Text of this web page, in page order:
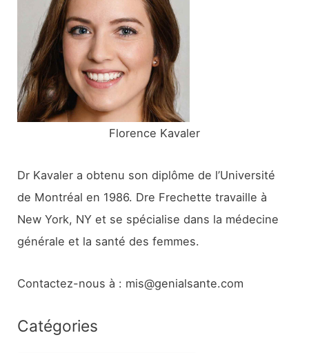
:
Florence Kavaler
Dr Kavaler a obtenu son diplôme de l’Université
de Montréal en 1986. Dre Frechette travaille à
New York, NY et se spécialise dans la médecine
générale et la santé des femmes.
Contactez-nous à : mis@genialsante.com
Catégories